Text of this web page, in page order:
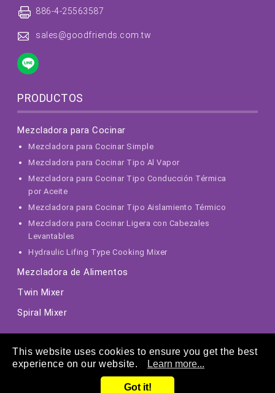
886-4-25563587
sales@goodfriends.com.tw
PRODUCTOS
Mezcladora para Cocinar
Mezcladora para Cocinar Simple
Mezcladora para Cocinar Tipo Al Vapor
Mezcladora para Cocinar Tipo Conducción Térmica
por Aceite
Mezcladora para Cocinar Tipo Aislamiento Térmico
Mezcladora para Cocinar Ligera con Cabezales
Levantables
Hydraulic Lifing Type Cooking Mixer
Mezcladora de Alimentos
Twin Mixer
Spiral Mixer
This website uses cookies to ensure you get the best
experience on our website.
Learn more...
Got it!